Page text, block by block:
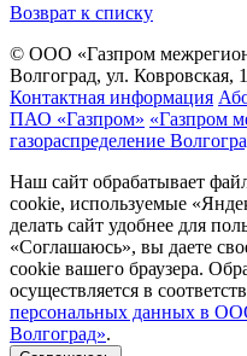
Возврат к списку
© ООО «Газпром
Волгоград, ул. Ковровская,
Контактная информация
ПАО «Газпром» «Газпром
газораспределение
Наш сайт обрабатывает
cookie, используемые
делать сайт удобнее для
«Соглашаюсь», вы даете
cookie вашего браузера.
осуществляется в
персональных данных в
Волгоград».